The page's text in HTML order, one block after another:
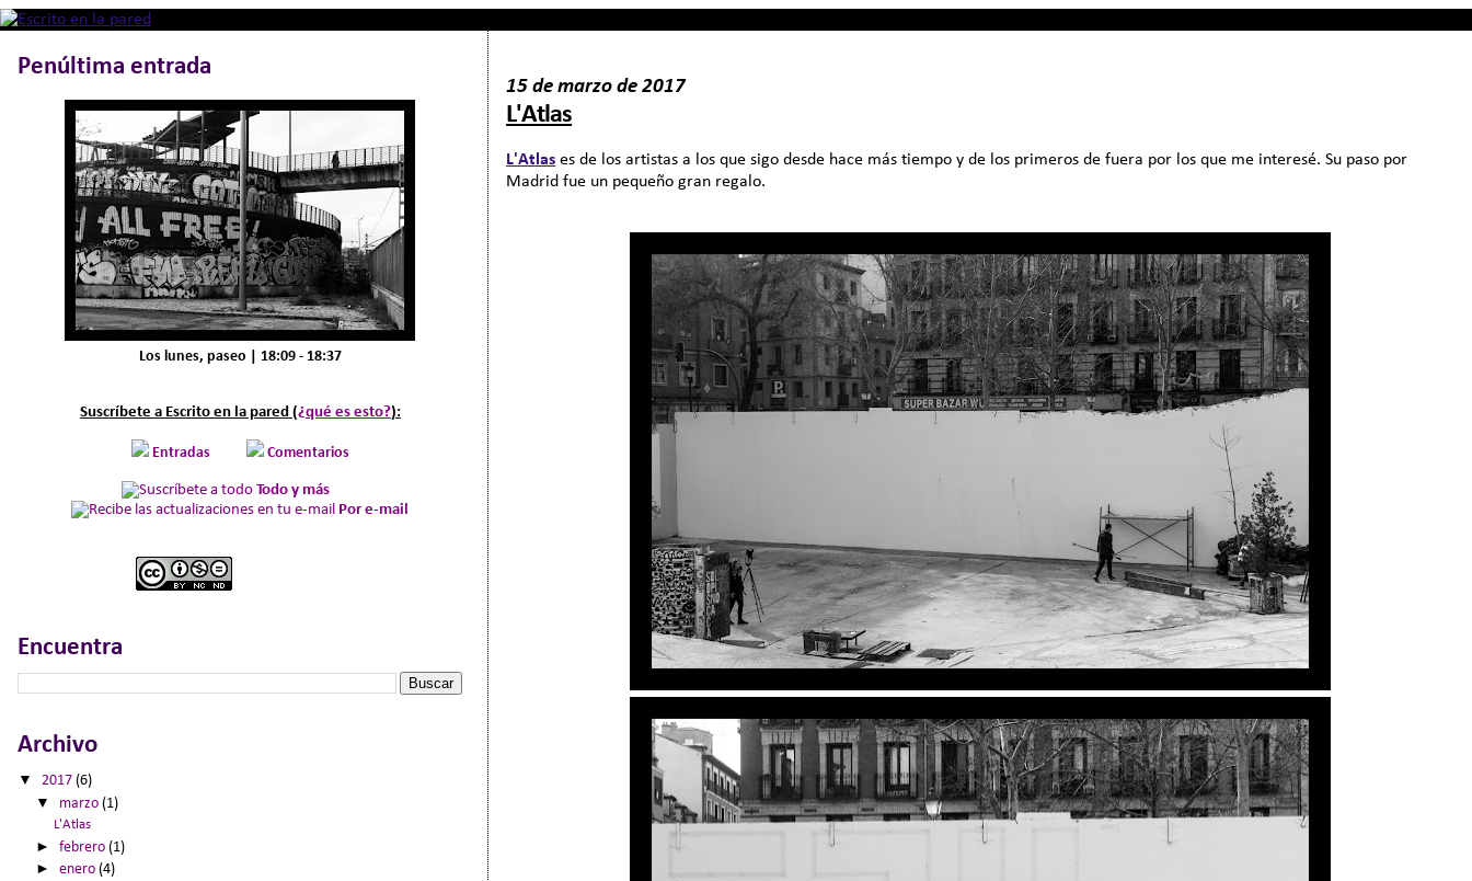
15 de marzo de 2017
L'Atlas
L'Atlas es de los artistas a los que sigo desde hace más tiempo y de los primeros de fuera por los que me interesé. Su paso por
Madrid fue un pequeño gran regalo.
Penúltima entrada
Los lunes, paseo | 18:09 - 18:37
Suscríbete a Escrito en la pared (¿qué es esto?):
Entradas Comentarios
Todo y más
Por e-mail
Encuentra
Archivo
▼ 2017 (6)
▼
marzo (1)
L'Atlas
►febrero (1)
►enero (4)